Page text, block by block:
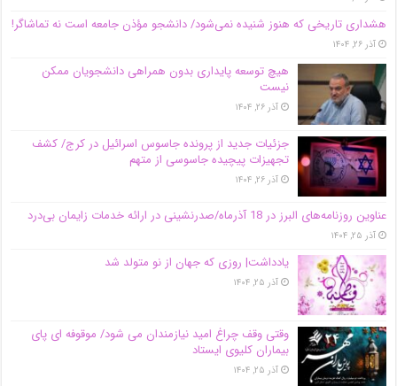
هشداری تاریخی که هنوز شنیده نمی‌شود/ دانشجو مؤذن جامعه است نه تماشاگر!
آذر ۲۶, ۱۴۰۴
هیچ توسعه پایداری بدون همراهی دانشجویان ممکن
نیست
آذر ۲۶, ۱۴۰۴
جزئیات جدید از پرونده جاسوس اسرائیل در کرج/‌ کشف
تجهیزات پیچیده جاسوسی از متهم
آذر ۲۶, ۱۴۰۴
عناوین روزنامه‌های البرز در ‌18 آذرماه/صدرنشینی در ارائه خدمات زایمان بی‌درد
آذر ۲۵, ۱۴۰۴
یادداشت| روزی که جهان از نو متولد شد
آذر ۲۵, ۱۴۰۴
وقتی وقف چراغ امید نیازمندان می شود/ موقوفه ای پای
بیماران کلیوی ایستاد
آذر ۲۵, ۱۴۰۴